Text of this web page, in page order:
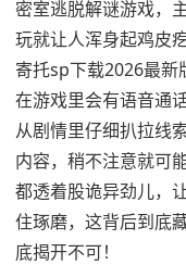
密室逃脱解谜游戏，
玩就让人浑身起鸡皮
寄托sp下载2026最新
在游戏里会有语音通
从剧情里仔细扒拉线
内容，稍不注意就可
都透着股诡异劲儿，
住琢磨，这背后到底
底揭开不可！